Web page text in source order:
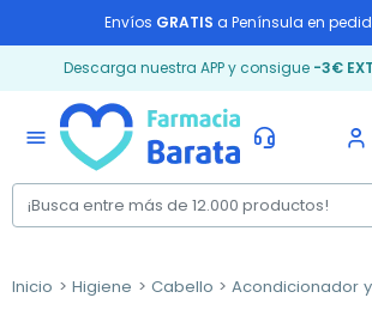
Envíos GRATIS a Península en
Descarga nuestra APP y consigue -3€
menu
Inicio Higiene Cabello Acondicionador